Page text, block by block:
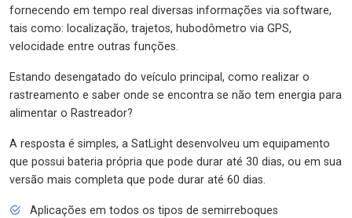
fornecendo em tempo real diversas informações via software,
tais como: localização, trajetos, hubodômetro via GPS,
velocidade entre outras funções.
Estando desengatado do veículo principal, como realizar o
rastreamento e saber onde se encontra se não tem energia para
alimentar o Rastreador?
A resposta é simples, a SatLight desenvolveu um equipamento
que possui bateria própria que pode durar até 30 dias, ou em sua
versão mais completa que pode durar até 60 dias.
Aplicações em todos os tipos de semirreboques